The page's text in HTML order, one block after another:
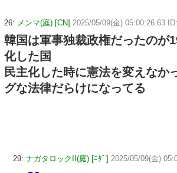
26: メンマ(庭) [CN] 2025/05/09(金) 05:00:26.63
韓国は軍事独裁政権だったのが
化した国
民主化した時に憲法を変えなか
グな法律だらけになってる
29: ナガタロックII(庭) [ﾆﾀﾞ] 2025/05/09(金)